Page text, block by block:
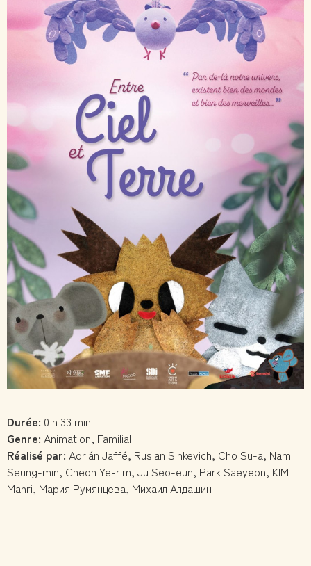
Durée: 0 h 33 min
Genre: Animation, Familial
Réalisé par: Adrián Jaffé, Ruslan Sinkevich, Cho Su-a, Nam
Seung-min, Cheon Ye-rim, Ju Seo-eun, Park Saeyeon, KIM
Manri, Мария Румянцева, Михаил Алдашин